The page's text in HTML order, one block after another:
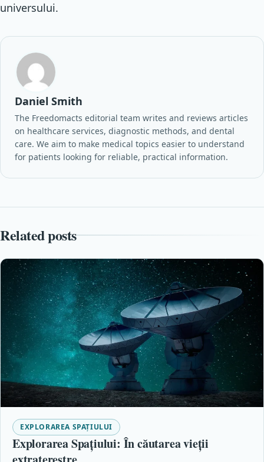
universului.
Daniel Smith
The Freedomacts editorial team writes and reviews articles
on healthcare services, diagnostic methods, and dental
care. We aim to make medical topics easier to understand
for patients looking for reliable, practical information.
Related posts
EXPLORAREA SPAȚIULUI
Explorarea Spațiului: În căutarea vieții